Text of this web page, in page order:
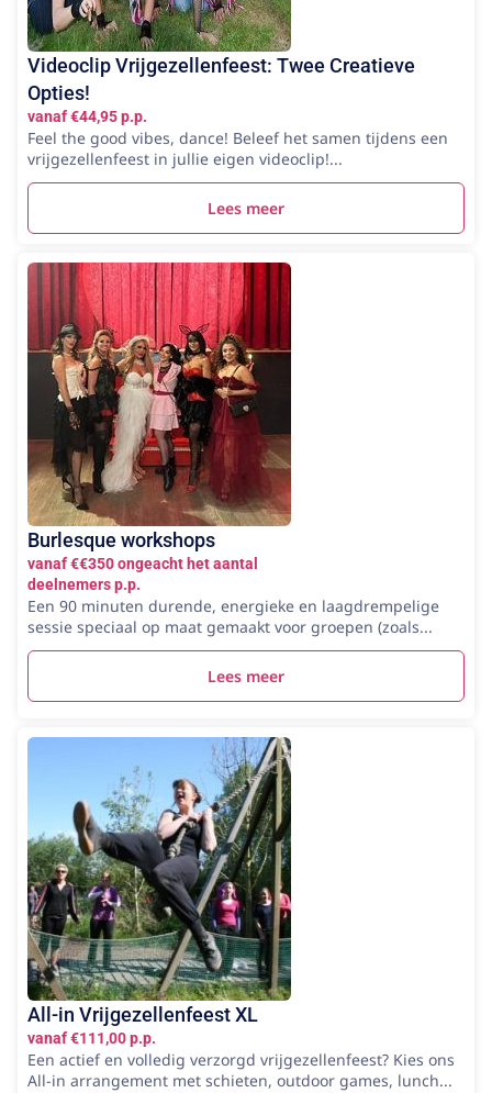
Videoclip Vrijgezellenfeest: Twee Creatieve
Opties!
vanaf €44,95 p.p.
Feel the good vibes, dance! Beleef het samen tijdens een
vrijgezellenfeest in jullie eigen videoclip!...
Lees meer
Burlesque workshops
vanaf €€350 ongeacht het aantal
deelnemers p.p.
Een 90 minuten durende, energieke en laagdrempelige
sessie speciaal op maat gemaakt voor groepen (zoals...
Lees meer
All-in Vrijgezellenfeest XL
vanaf €111,00 p.p.
Een actief en volledig verzorgd vrijgezellenfeest? Kies ons
All-in arrangement met schieten, outdoor games, lunch...